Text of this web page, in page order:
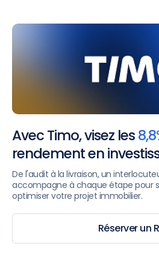
Avec Timo, visez les
rendement en
De l'audit à la livraison, un
accompagne à chaque étape pour
optimiser votre projet immobilier.
Réserver un